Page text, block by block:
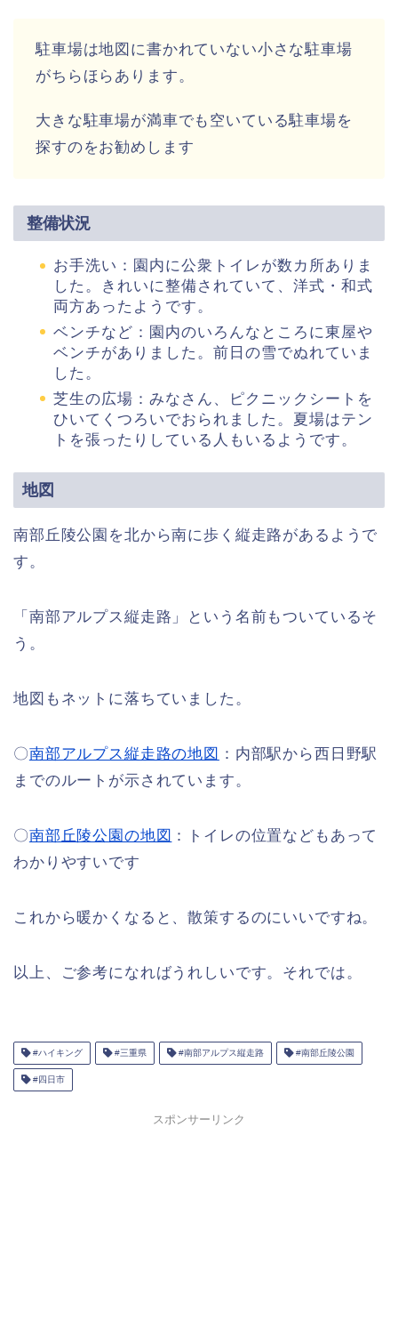
駐車場は地図に書かれていない小さな駐車場
がちらほらあります。
大きな駐車場が満車でも空いている駐車場を
探すのをお勧めします
整備状況
お手洗い：園内に公衆トイレが数カ所ありま
した。きれいに整備されていて、洋式・和式
両方あったようです。
ベンチなど：園内のいろんなところに東屋や
ベンチがありました。前日の雪でぬれていま
した。
芝生の広場：みなさん、ピクニックシートを
ひいてくつろいでおられました。夏場はテン
トを張ったりしている人もいるようです。
地図
南部丘陵公園を北から南に歩く縦走路があるようで
す。
「南部アルプス縦走路」という名前もついているそ
う。
地図もネットに落ちていました。
〇南部アルプス縦走路の地図 ：内部駅から西日野駅
までのルートが示されています。
〇南部丘陵公園の地図 ：トイレの位置などもあって
わかりやすいです
これから暖かくなると、散策するのにいいですね。
以上、ご参考になればうれしいです。それでは。
#ハイキング #三重県 #南部アルプス縦走路 #南部丘陵公園
#四日市
スポンサーリンク